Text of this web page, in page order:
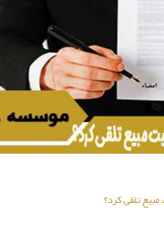
مبیع تلقی کرد؟